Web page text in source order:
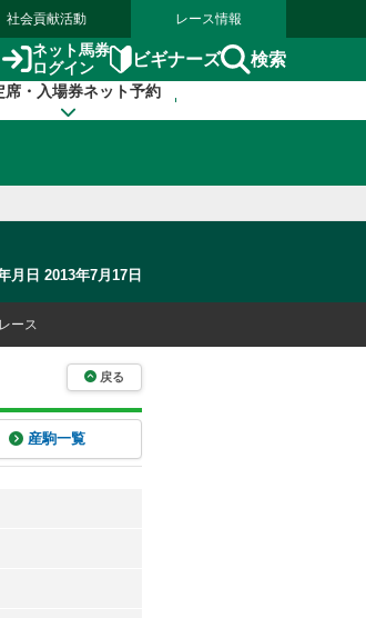
社会貢献活動 レース情報
ネット馬券
ログイン
ビギナーズ 検索
席・入場券ネット予約
月日 2013年7月17日
ース
戻る
産駒一覧